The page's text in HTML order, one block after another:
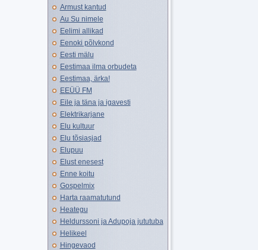
Armust kantud
Au Su nimele
Eelimi allikad
Eenoki põlvkond
Eesti mälu
Eestimaa ilma orbudeta
Eestimaa, ärka!
EEÜÜ FM
Eile ja täna ja igavesti
Elektrikarjane
Elu kultuur
Elu tõsiasjad
Elupuu
Elust enesest
Enne koitu
Gospelmix
Harta raamatutund
Heategu
Heldurssoni ja Adupoja jututuba
Helikeel
Hingevaod